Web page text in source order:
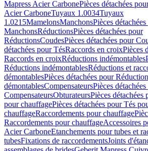
Mapress Acier CarbonePièces détachées
Acier CarboneTuyaux 1.0034Tuyaux
1.0215MamelonsManchonsPièces
ManchonsRéductionsPièces détachées pour
RéductionsCoudesPièces détachées pour
détachées pour TésRaccords en croixPièces
Raccords en croixRéductions indémontables
Réductions indémontablesRéductions et
démontablesPièces détachées pour
démontablesCompensateursPièces
CompensateursObturateursPièces détachées
pour chauffagePièces détachées pour Tés
chauffageRaccordements pour chauffage
Raccordements pour chauffageAccessoires
Acier CarboneEtanchements pour tubes et
tubesFixations de raccordementsJoints